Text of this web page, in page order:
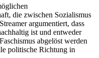
die zwischen Sozialismus
argumentiert, dass
ist und entweder
abgelöst werden
politische Richtung in